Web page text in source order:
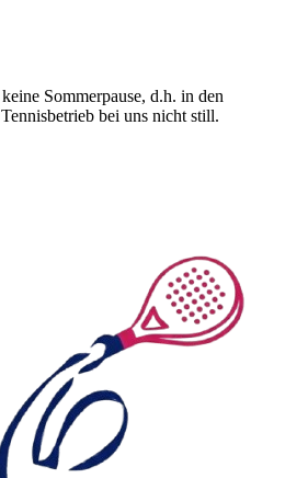
Sommerpause, d.h. in den
bei uns nicht still.